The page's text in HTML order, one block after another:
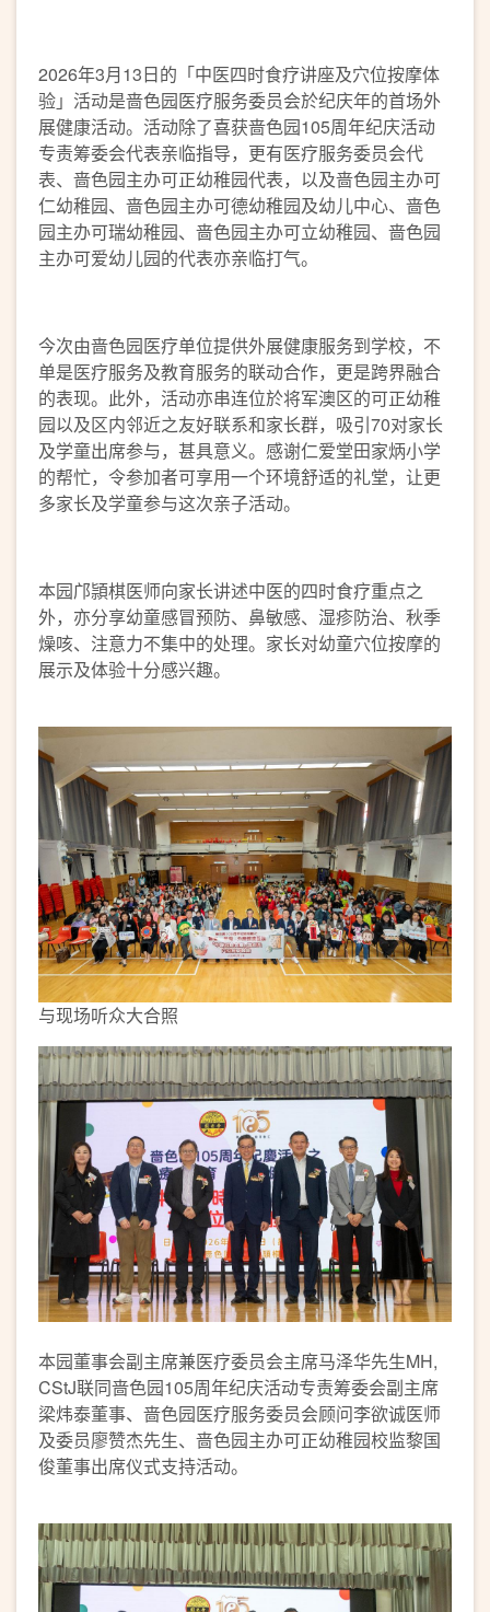
2026年3月13日的「中医四时食疗讲座及穴位按摩体
验」活动是啬色园医疗服务委员会於纪庆年的首场外
展健康活动。活动除了喜获啬色园105周年纪庆活动
专责筹委会代表亲临指导，更有医疗服务委员会代
表、啬色园主办可正幼稚园代表，以及啬色园主办可
仁幼稚园、啬色园主办可德幼稚园及幼儿中心、啬色
园主办可瑞幼稚园、啬色园主办可立幼稚园、啬色园
主办可爱幼儿园的代表亦亲临打气。
今次由啬色园医疗单位提供外展健康服务到学校，不
单是医疗服务及教育服务的联动合作，更是跨界融合
的表现。此外，活动亦串连位於将军澳区的可正幼稚
园以及区内邻近之友好联系和家长群，吸引70对家长
及学童出席参与，甚具意义。感谢仁爱堂田家炳小学
的帮忙，令参加者可享用一个环境舒适的礼堂，让更
多家长及学童参与这次亲子活动。
本园邝頴棋医师向家长讲述中医的四时食疗重点之
外，亦分享幼童感冒预防、鼻敏感、湿疹防治、秋季
燥咳、注意力不集中的处理。家长对幼童穴位按摩的
展示及体验十分感兴趣。
与现场听众大合照
本园董事会副主席兼医疗委员会主席马泽华先生MH,
CStJ联同啬色园105周年纪庆活动专责筹委会副主席
梁炜泰董事、啬色园医疗服务委员会顾问李欲诚医师
及委员廖赞杰先生、啬色园主办可正幼稚园校监黎国
俊董事出席仪式支持活动。